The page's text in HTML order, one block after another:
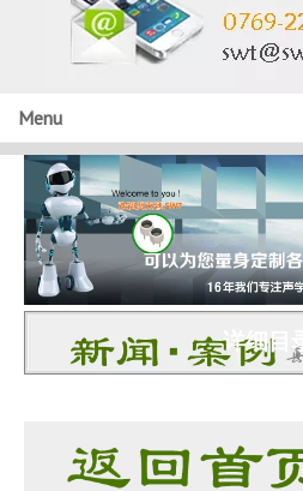
Menu
详细目录